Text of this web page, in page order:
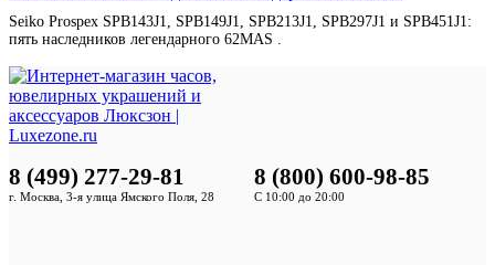
Seiko Prospex SPB143J1, SPB149J1, SPB213J1, SPB297J1 и SPB451J1:
пять наследников легендарного 62MAS .
8 (499) 277-29-81
г. Москва, 3-я улица Ямского Поля, 28
8 (800) 600-98-85
С 10:00 до 20:00